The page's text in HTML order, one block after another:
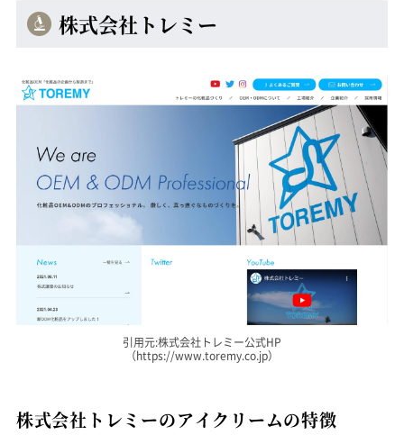
株式会社トレミー
引用元:株式会社トレミー公式HP
（https://www.toremy.co.jp）
株式会社トレミーのアイクリームの特徴